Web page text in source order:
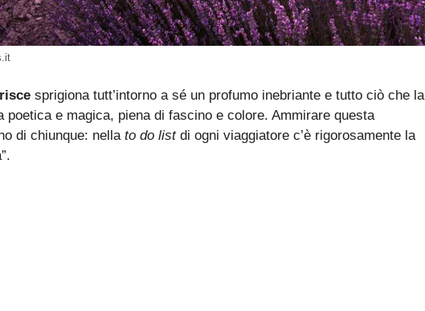
sprigiona tutt’intorno a sé un profumo inebriante e tutto ciò che la
poetica e magica, piena di fascino e colore. Ammirare questa
di chiunque: nella to do listdi ogni viaggiatore c’è rigorosamente la